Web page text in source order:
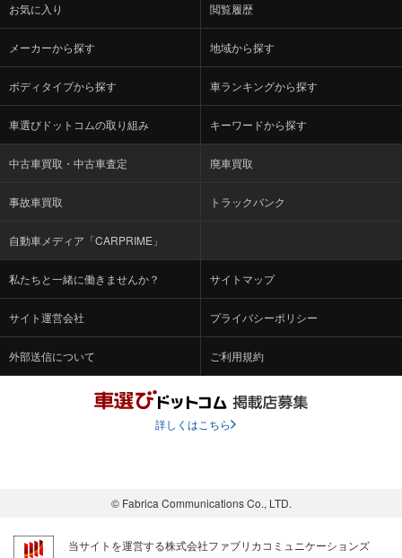
お気に入り 閲覧履歴
メーカーから探す 地域から探す
ボディタイプから探す 車ランキングから探す
車選びドットコムの取り組み キーワードから探す
中古車買取・中古車査定 廃車買取
事故車買取 トラックバンク
自動車メディア「CARPRIME」
私たちと一緒に働きませんか？ サイトマップ
サイト運営会社 プライバシーポリシー
外部送信について ご利用規約
詳しくはこちら
© Fabrica Communications Co., LTD.
当サイトを運営する株式会社ファブリカコミュニケーションズ